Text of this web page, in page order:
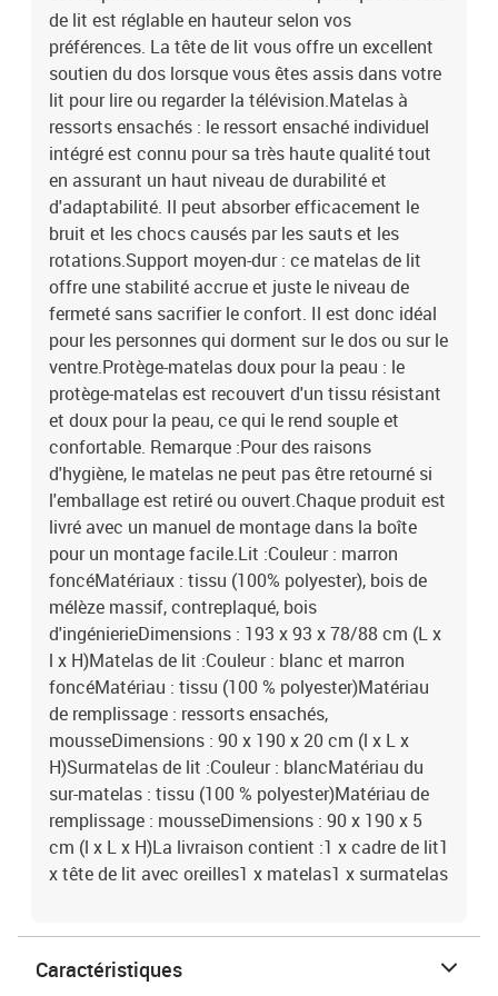
de lit est réglable en hauteur selon vos
préférences. La tête de lit vous offre un excellent
soutien du dos lorsque vous êtes assis dans votre
lit pour lire ou regarder la télévision.Matelas à
ressorts ensachés : le ressort ensaché individuel
intégré est connu pour sa très haute qualité tout
en assurant un haut niveau de durabilité et
d'adaptabilité. Il peut absorber efficacement le
bruit et les chocs causés par les sauts et les
rotations.Support moyen-dur : ce matelas de lit
offre une stabilité accrue et juste le niveau de
fermeté sans sacrifier le confort. Il est donc idéal
pour les personnes qui dorment sur le dos ou sur le
ventre.Protège-matelas doux pour la peau : le
protège-matelas est recouvert d'un tissu résistant
et doux pour la peau, ce qui le rend souple et
confortable. Remarque :Pour des raisons
d'hygiène, le matelas ne peut pas être retourné si
l'emballage est retiré ou ouvert.Chaque produit est
livré avec un manuel de montage dans la boîte
pour un montage facile.Lit :Couleur : marron
foncéMatériaux : tissu (100% polyester), bois de
mélèze massif, contreplaqué, bois
d'ingénierieDimensions : 193 x 93 x 78/88 cm (L x
l x H)Matelas de lit :Couleur : blanc et marron
foncéMatériau : tissu (100 % polyester)Matériau
de remplissage : ressorts ensachés,
mousseDimensions : 90 x 190 x 20 cm (l x L x
H)Surmatelas de lit :Couleur : blancMatériau du
sur-matelas : tissu (100 % polyester)Matériau de
remplissage : mousseDimensions : 90 x 190 x 5
cm (l x L x H)La livraison contient :1 x cadre de lit1
x tête de lit avec oreilles1 x matelas1 x surmatelas
Caractéristiques